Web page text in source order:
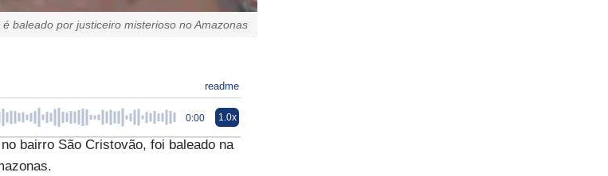
baleado por justiceiro misterioso no Amazonas
readme
0:00 1.0x
bairro São Cristovão, foi baleado na